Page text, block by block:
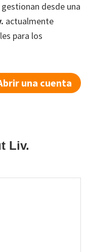
desde una
actualmente
para los
una cuenta
Liv.